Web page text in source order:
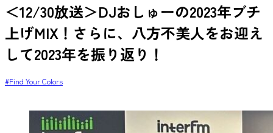
＜12/30放送＞DJおしゅーの2023年ブチ
上げMIX！さらに、八方不美人をお迎え
して2023年を振り返り！
#Find Your Colors